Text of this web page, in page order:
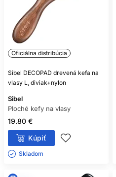
Oficiálna distribúcia
Sibel DECOPAD drevená kefa na
vlasy L, diviak+nylon
Sibel
Ploché kefy na vlasy
19.80 €
Kúpiť
Skladom ㅤ